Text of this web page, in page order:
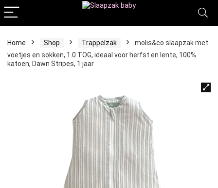
Home Shop Trappelzak
molis&co slaapzak met
voetjes en sokken, 1.0 TOG, ideaal voor herfst en lente, 100%
katoen, Dawn Stripes, 1 jaar